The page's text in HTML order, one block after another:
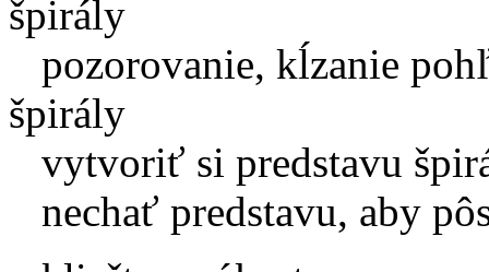
špirály
pozorovanie, kĺzanie
špirály
vytvoriť si predstavu
nechať predstavu, aby